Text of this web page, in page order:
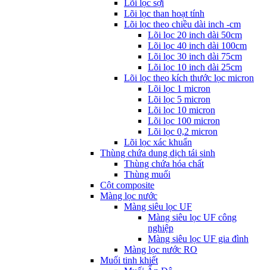
Lõi lọc sợi
Lõi lọc than hoạt tính
Lõi lọc theo chiều dài inch -cm
Lõi lọc 20 inch dài 50cm
Lõi lọc 40 inch dài 100cm
Lõi lọc 30 inch dài 75cm
Lõi lọc 10 inch dài 25cm
Lõi lọc theo kích thước lọc micron
Lõi lọc 1 micron
Lõi lọc 5 micron
Lõi lọc 10 micron
Lõi lọc 100 micron
Lõi lọc 0,2 micron
Lõi lọc xác khuẩn
Thùng chứa dung dịch tái sinh
Thùng chứa hóa chất
Thùng muối
Cột composite
Màng lọc nước
Màng siêu lọc UF
Màng siêu lọc UF công
nghiệp
Màng siêu lọc UF gia đình
Màng lọc nước RO
Muối tinh khiết